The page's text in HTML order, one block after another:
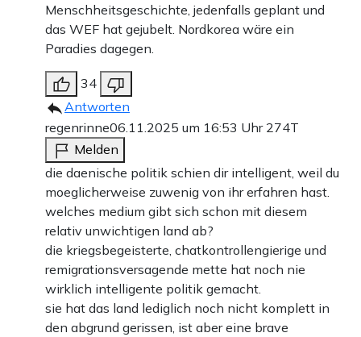
Menschheitsgeschichte, jedenfalls geplant und
das WEF hat gejubelt. Nordkorea wäre ein
Paradies dagegen.
34
Antworten
regenrinne06.11.2025 um 16:53 Uhr 274T
Melden
die daenische politik schien dir intelligent, weil du
moeglicherweise zuwenig von ihr erfahren hast.
welches medium gibt sich schon mit diesem
relativ unwichtigen land ab?
die kriegsbegeisterte, chatkontrollengierige und
remigrationsversagende mette hat noch nie
wirklich intelligente politik gemacht.
sie hat das land lediglich noch nicht komplett in
den abgrund gerissen, ist aber eine brave